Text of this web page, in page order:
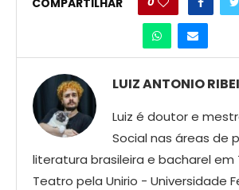
COMPARTILHAR
LUIZ ANTONIO
Luiz é doutor e
Social nas áreas de
literatura brasileira e bacharel em
Teatro pela Unirio - Universidade